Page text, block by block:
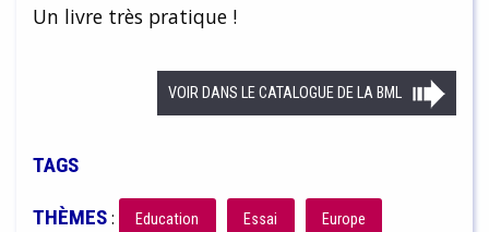
Un livre très pratique !
VOIR DANS LE CATALOGUE DE LA BML
TAGS
THÈMES: Education Essai Europe